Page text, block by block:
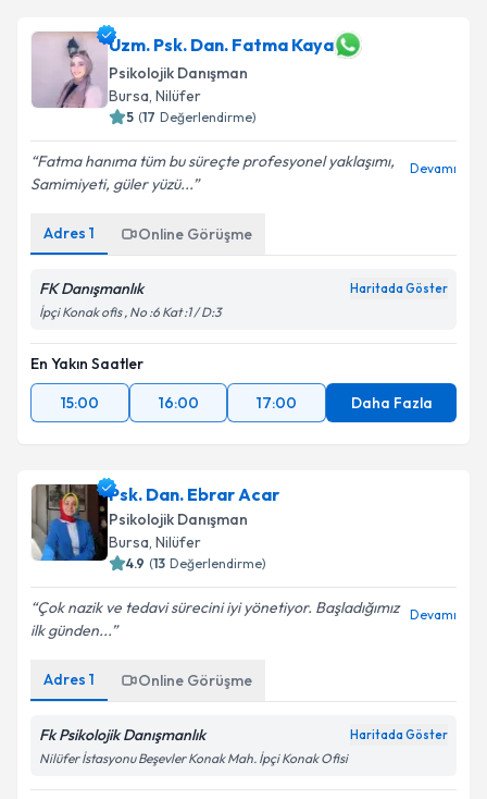
Uzm. Psk. Dan. Fatma Kaya
Psikolojik Danışman
Bursa, Nilüfer
5 (17 Değerlendirme)
Fatma hanıma tüm bu süreçte profesyonel yaklaşımı,
Samimiyeti, güler yüzü...
Devamı
Adres 1 Online Görüşme
FK Danışmanlık Haritada Göster
İpçi Konak ofis , No :6 Kat :1 / D:3
En Yakın Saatler
15:00
16:00 17:00 Daha Fazla
Psk. Dan. Ebrar Acar
Psikolojik Danışman
Bursa, Nilüfer
4.9 (13 Değerlendirme)
Çok nazik ve tedavi sürecini iyi yönetiyor. Başladığımız
ilk günden...
Devamı
Adres 1 Online Görüşme
Fk Psikolojik Danışmanlık Haritada Göster
Nilüfer İstasyonu Beşevler Konak Mah. İpçi Konak Ofisi